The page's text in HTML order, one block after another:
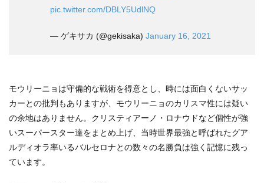
pic.twitter.com/DBLY5UdlNQ
— ゲキサカ (@gekisaka) January 16, 2021
モウリーニョは守備的な戦術を得意とし、時には面白くないサッ
カーとの批判もありますが、モウリーニョのカリスマ性には疑い
の余地はありません。クリスティアーノ・ロナウドなど個性が強
いスーパースター達をまとめ上げ、当時世界最強と呼ばれたグア
ルディオラ率いるバルセロナとの数々の名勝負は強く記憶に残っ
ています。